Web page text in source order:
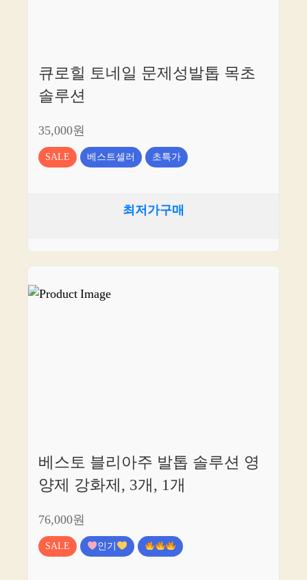
큐로힐 토네일 문제성발톱 목초
솔루션
35,000원
SALE 베스트셀러 초특가
최저가구매
베스토 블리아주 발톱 솔루션 영
양제 강화제, 3개, 1개
76,000원
SALE 인기